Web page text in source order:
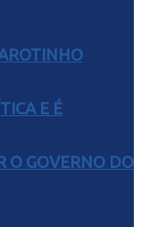
E É
O GOVERNO DO